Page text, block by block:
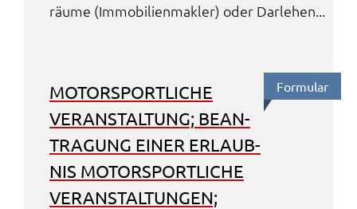
räu­me (Immo­bi­li­en­mak­ler) oder Darle­hen...
MOTOR­SPORT­LI­CHE
VERAN­STAL­TUNG; BEAN­
TRA­GUNG EINER ERLAUB­
NIS MOTOR­SPORT­LI­CHE
VERAN­STAL­TUN­GEN;
Formu­lar